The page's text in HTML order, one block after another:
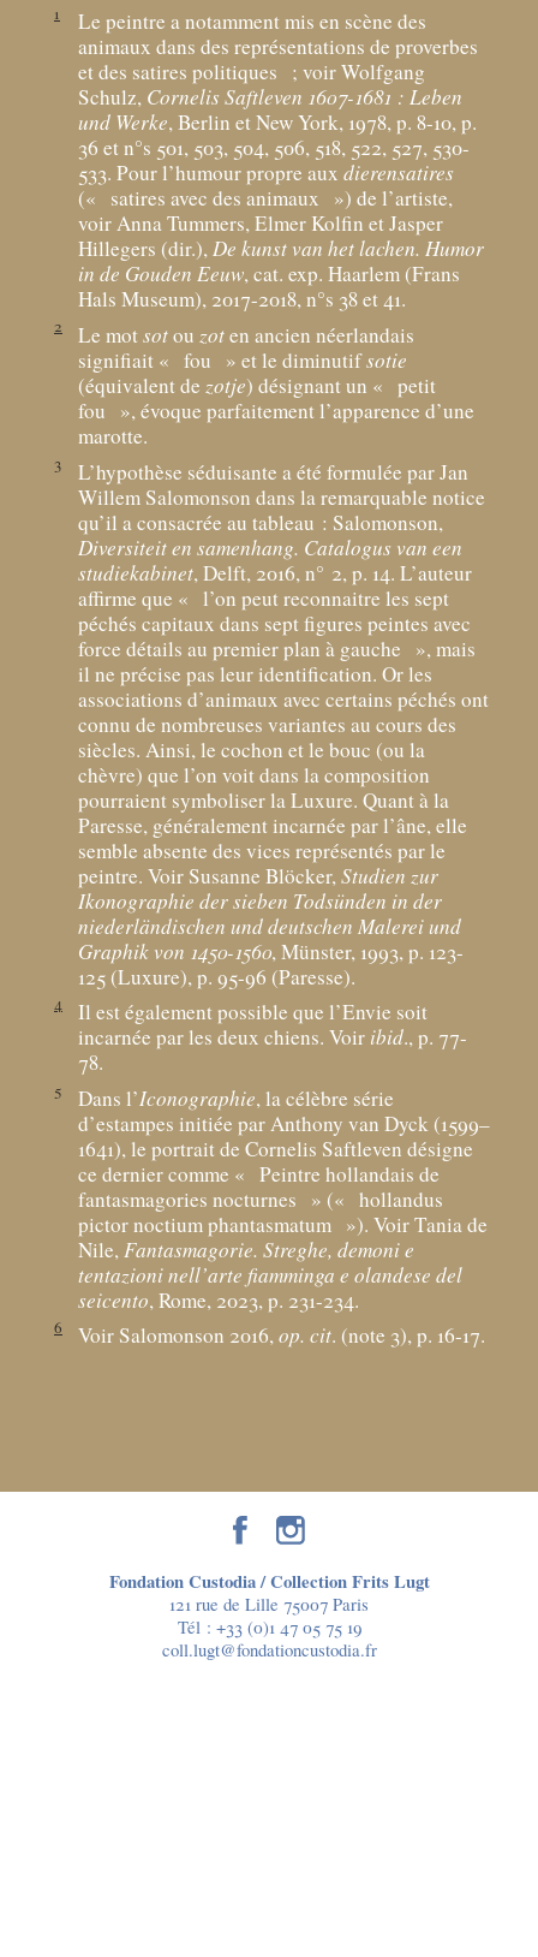
1
Le peintre a notamment mis en scène des
animaux dans des représentations de proverbes
et des satires politiques
; voir Wolfgang
Schulz, Cornelis Saftleven 1607-1681 : Leben
und Werke, Berlin et New York, 1978, p. 8-10, p.
36 et n°s 501, 503, 504, 506, 518, 522, 527, 530-
533. Pour l’humour propre aux dierensatires
(«
satires avec des animaux
») de l’artiste,
voir Anna Tummers, Elmer Kolfin et Jasper
Hillegers (dir.),De kunst van het lachen. Humor
in de Gouden Eeuw, cat. exp. Haarlem (Frans
Hals Museum), 2017-2018, n°s 38 et 41.
2 Le motsotou zoten ancien néerlandais
signifiait « fou » et le diminutifsotie
(équivalent de zotje) désignant un « petit
fou
», évoque parfaitement l’apparence d’une
marotte.
3
L’hypothèse séduisante a été formulée par Jan
Willem Salomonson dans la remarquable notice
qu’il a consacrée au tableau : Salomonson,
Diversiteit en samenhang. Catalogus van een
studiekabinet, Delft, 2016, n° 2, p. 14. L’auteur
affirme que « l’on peut reconnaitre les sept
péchés capitaux dans sept figures peintes avec
force détails au premier plan à gauche
», mais
il ne précise pas leur identification. Or les
associations d’animaux avec certains péchés ont
connu de nombreuses variantes au cours des
siècles. Ainsi, le cochon et le bouc (ou la
chèvre) que l’on voit dans la composition
pourraient symboliser la Luxure. Quant à la
Paresse, généralement incarnée par l’âne, elle
semble absente des vices représentés par le
peintre. Voir Susanne Blöcker, Studien zur
Ikonographie der sieben Todsünden in der
niederländischen und deutschen Malerei und
Graphik von 1450-1560, Münster, 1993, p. 123-
125 (Luxure), p. 95-96 (Paresse).
4
Il est également possible que l’Envie soit
incarnée par les deux chiens. Voir ibid., p. 77-
78.
5 Dans l’Iconographie, la célèbre série
d’estampes initiée par Anthony van Dyck (1599–
1641), le portrait de Cornelis Saftleven désigne
ce dernier comme « Peintre hollandais de
fantasmagories nocturnes
» (« hollandus
pictor noctium phantasmatum »). Voir Tania de
Nile,Fantasmagorie. Streghe, demoni e
tentazioni nell’arte fiamminga e olandese del
seicento, Rome, 2023, p. 231-234.
6 Voir Salomonson 2016,op. cit. (note 3), p. 16-17.
Fondation Custodia / Collection Frits Lugt
121 rue de Lille 75007 Paris
Tél : +33 (0)1 47 05 75 19
coll.lugt@fondationcustodia.fr